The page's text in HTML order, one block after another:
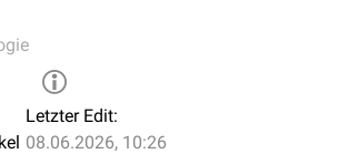
Letzter Edit:
08.06.2026, 10:26